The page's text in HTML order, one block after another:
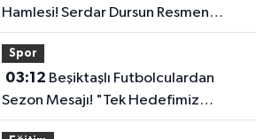
Hamlesi! Serdar Dursun Resmen
İmzayı Attı!
Spor
03:12
Sezon Mesajı! "Tek Hedefimiz
Şampiyonluk"